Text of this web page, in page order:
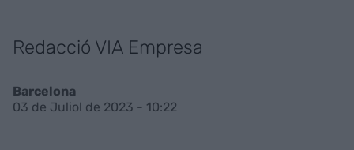
Redacció VIA Empresa
Barcelona
03 de Juliol de 2023 - 10:22